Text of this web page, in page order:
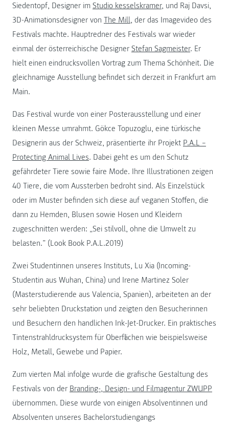
Siedentopf, Designer im Studio kesselskramer, und Raj Davsi,
3D-Animationsdesigner von The Mill, der das Imagevideo des
Festivals machte. Hauptredner des Festivals war wieder
einmal der österreichische Designer Stefan Sagmeister. Er
hielt einen eindrucksvollen Vortrag zum Thema Schönheit. Die
gleichnamige Ausstellung befindet sich derzeit in Frankfurt am
Main.
Das Festival wurde von einer Posterausstellung und einer
kleinen Messe umrahmt. Gökce Topuzoglu, eine türkische
Designerin aus der Schweiz, präsentierte ihr Projekt P.A.L –
Protecting Animal Lives. Dabei geht es um den Schutz
gefährdeter Tiere sowie faire Mode. Ihre Illustrationen zeigen
40 Tiere, die vom Aussterben bedroht sind. Als Einzelstück
oder im Muster befinden sich diese auf veganen Stoffen, die
dann zu Hemden, Blusen sowie Hosen und Kleidern
zugeschnitten werden: „Sei stilvoll, ohne die Umwelt zu
belasten.” (Look Book P.A.L.2019)
Zwei Studentinnen unseres Instituts, Lu Xia (Incoming-
Studentin aus Wuhan, China) und Irene Martinez Soler
(Masterstudierende aus Valencia, Spanien), arbeiteten an der
sehr beliebten Druckstation und zeigten den Besucherinnen
und Besuchern den handlichen Ink-Jet-Drucker. Ein praktisches
Tintenstrahldrucksystem für Oberflächen wie beispielsweise
Holz, Metall, Gewebe und Papier.
Zum vierten Mal infolge wurde die grafische Gestaltung des
Festivals von der Branding-, Design- und Filmagentur ZWUPP
übernommen. Diese wurde von einigen Absolventinnen und
Absolventen unseres Bachelorstudiengangs